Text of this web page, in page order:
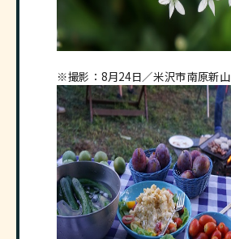
※撮影：8月24日／米沢市南原新山